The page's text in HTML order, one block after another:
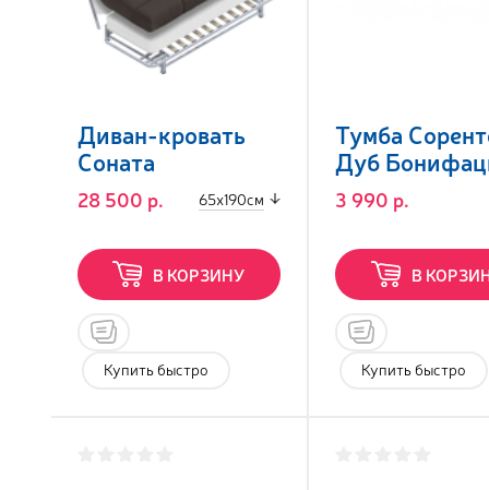
Диван-кровать
Соната
28 500 р. 65x190см
В КОРЗИНУ
Купить быстро
Тумба
Дуб
3 990 р.
В
Купить быстро